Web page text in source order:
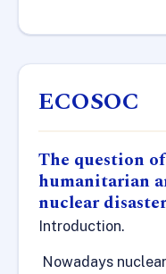
ECOSOC
The question
humanitarian
nuclear
Introduction.
Nowadays